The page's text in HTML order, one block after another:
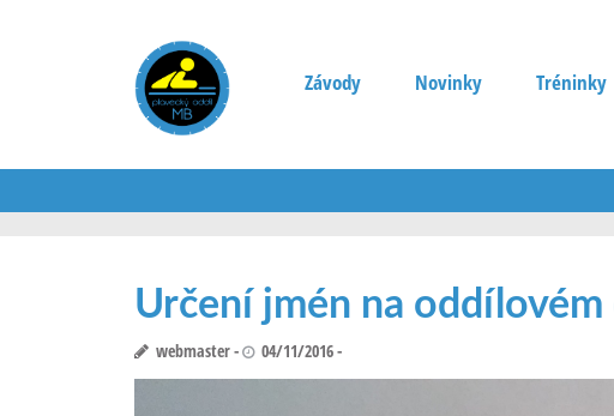
Závody Novinky Tréninky
Určení jmén na
webmaster 04/11/2016